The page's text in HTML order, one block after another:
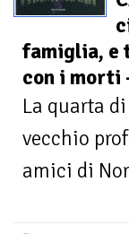
famiglia, e
con i morti
La quarta
vecchio
amici di